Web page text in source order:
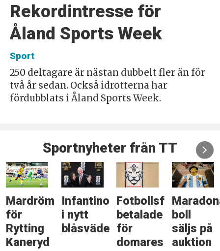
Rekordintresse för
Åland Sports Week
Sport
250 deltagare är nästan dubbelt fler än för
två år sedan. Också idrotterna har
fördubblats i Åland Sports Week.
Sportnyheter från TT
Mardröm
för
Rytting
Kaneryd
Infantino
i nytt
blåsväder
Fotbollsförbund
betalade
för
domares
boll
säljs på
auktion